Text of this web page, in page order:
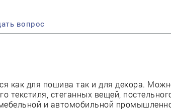
каблука
вопрос
как для пошива так и для декора.
текстиля, стеганных вещей,
и автомобильной